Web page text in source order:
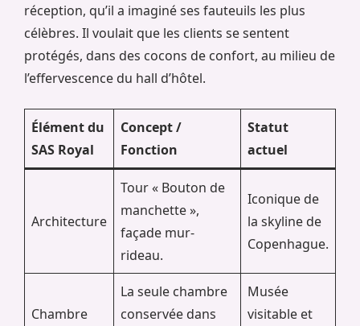
réception, qu’il a imaginé ses fauteuils les plus
célèbres. Il voulait que les clients se sentent
protégés, dans des cocons de confort, au milieu de
l’effervescence du hall d’hôtel.
Élément du
SAS Royal
Concept /
Fonction
Statut
actuel
Architecture
Tour « Bouton de
manchette »,
façade mur-
rideau.
Iconique de
la skyline de
Copenhague.
Chambre
La seule chambre
conservée dans
Musée
visitable et